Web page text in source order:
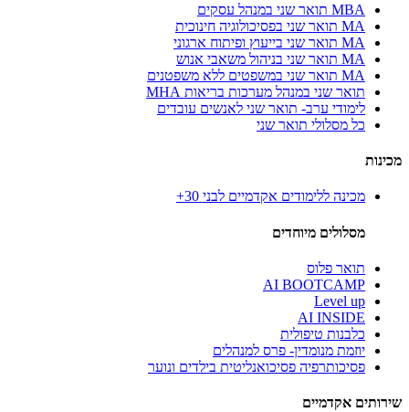
MBA תואר שני במנהל עסקים
MA תואר שני בפסיכולוגיה חינוכית
MA תואר שני בייעוץ ופיתוח ארגוני
MA תואר שני בניהול משאבי אנוש
MA תואר שני במשפטים ללא משפטנים
תואר שני במנהל מערכות בריאות MHA
לימודי ערב- תואר שני לאנשים עובדים
כל מסלולי תואר שני
מכינות
מכינה ללימודים אקדמיים לבני 30+
מסלולים מיוחדים
תואר פלוס
AI BOOTCAMP
Level up
AI INSIDE
כלבנות טיפולית
יוזמת מנומדין- פרס למנהלים
פסיכותרפיה פסיכואנליטית בילדים ונוער
שירותים אקדמיים